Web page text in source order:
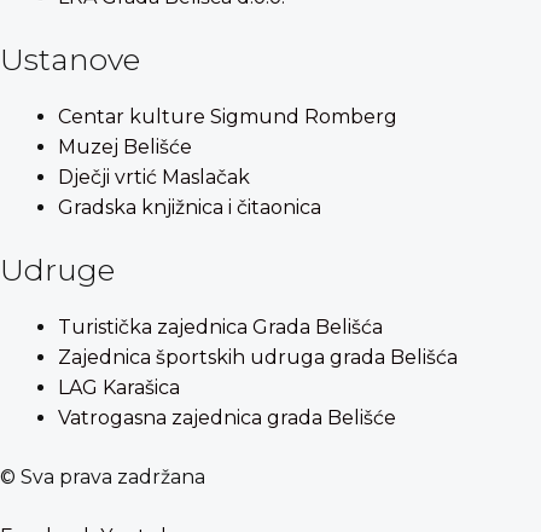
Ustanove
Centar kulture Sigmund Romberg
Muzej Belišće
Dječji vrtić Maslačak
Gradska knjižnica i čitaonica
Udruge
Turistička zajednica Grada Belišća
Zajednica športskih udruga grada Belišća
LAG Karašica
Vatrogasna zajednica grada Belišće
© Sva prava zadržana